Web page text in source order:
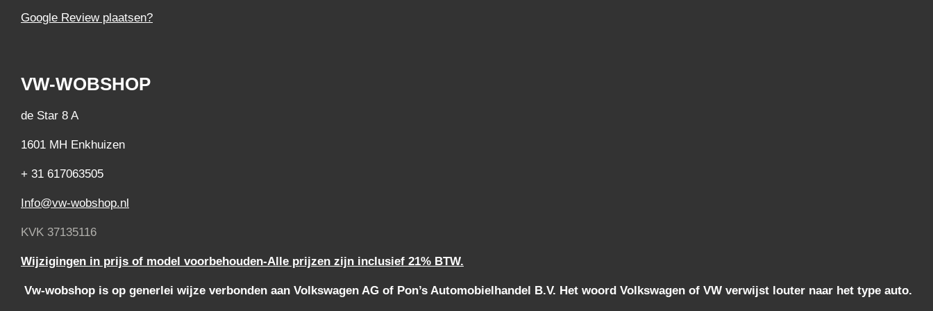
Google Review plaatsen?
VW-WOBSHOP
de Star 8 A
1601 MH Enkhuizen
+ 31 617063505
Info@vw-wobshop.nl
KVK 37135116
Wijzigingen in prijs of model voorbehouden-Alle prijzen zijn inclusief 21% BTW.
Vw-wobshop is op generlei wijze verbonden aan Volkswagen AG of Pon’s Automobielhandel B.V. Het woord Volkswagen of VW verwijst louter naar het type auto.